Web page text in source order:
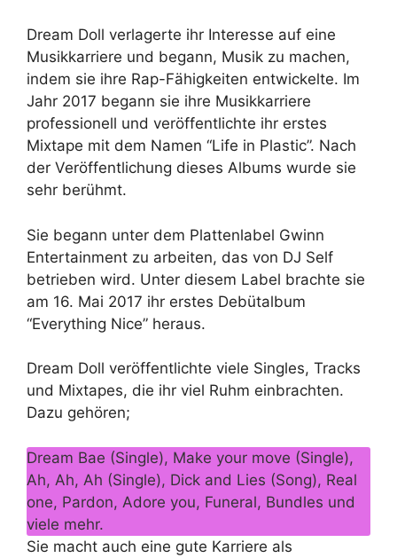
Dream Doll verlagerte ihr Interesse auf eine
Musikkarriere und begann, Musik zu machen,
indem sie ihre Rap-Fähigkeiten entwickelte. Im
Jahr 2017 begann sie ihre Musikkarriere
professionell und veröffentlichte ihr erstes
Mixtape mit dem Namen “Life in Plastic”. Nach
der Veröffentlichung dieses Albums wurde sie
sehr berühmt.
Sie begann unter dem Plattenlabel Gwinn
Entertainment zu arbeiten, das von DJ Self
betrieben wird. Unter diesem Label brachte sie
am 16. Mai 2017 ihr erstes Debütalbum
“Everything Nice” heraus.
Dream Doll veröffentlichte viele Singles, Tracks
und Mixtapes, die ihr viel Ruhm einbrachten.
Dazu gehören;
Dream Bae (Single), Make your move (Single),
Ah, Ah, Ah (Single), Dick and Lies (Song), Real
one, Pardon, Adore you, Funeral, Bundles und
viele mehr.
Sie macht auch eine gute Karriere als